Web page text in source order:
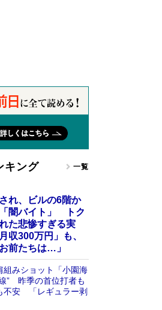
キング 一覧
れ、ビルの6階か
闇バイト」 トク
た悲惨すぎる実
300万円」も、
前たちは…」
組みショット「小園海
” 昨季の首位打者も
不安 「レギュラー剥